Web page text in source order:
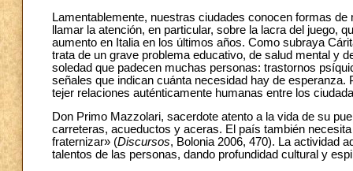
Lamentablemente, nuestras ciudades conocen formas
llamar la atención, en particular, sobre la lacra del juego,
aumento en Italia en los últimos años. Como subraya
trata de un grave problema educativo, de salud mental y
soledad que padecen muchas personas: trastornos
señales que indican cuánta necesidad hay de
tejer relaciones auténticamente humanas entre los
Don Primo Mazzolari, sacerdote atento a la vida de su
carreteras, acueductos y aceras. El país también
fraternizar» (Discursos, Bolonia 2006, 470). La actividad
talentos de las personas, dando profundidad cultural y